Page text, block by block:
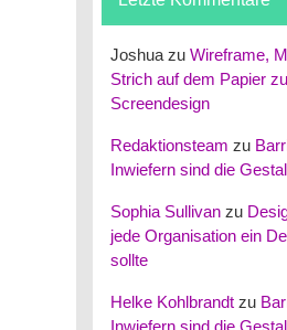
Joshuazu Wireframe,
Strich auf dem Papier
Screendesign
Redaktionsteam zu
Inwiefern sind die
Sophia Sullivanzu
jede Organisation ein
sollte
Helke Kohlbrandtzu